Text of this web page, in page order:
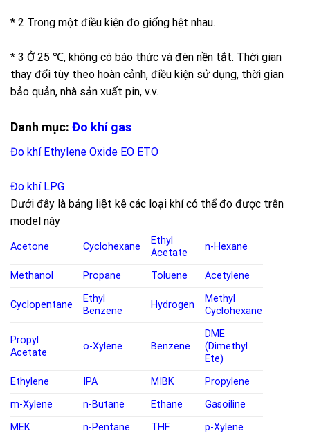
* 2 Trong một điều kiện đo giống hệt nhau.
* 3 Ở 25 ℃, không có báo thức và đèn nền tắt. Thời gian
thay đổi tùy theo hoàn cảnh, điều kiện sử dụng, thời gian
bảo quản, nhà sản xuất pin, v.v.
Danh mục: Đo khí gas
Đo khí Ethylene Oxide EO ETO
Đo khí LPG
Dưới đây là bảng liệt kê các loại khí có thể đo được trên
model này
Acetone Cyclohexane
Ethyl
Acetate
n-Hexane
Methanol Propane Toluene Acetylene
Cyclopentane
Ethyl
Benzene
Hydrogen
Methyl
Cyclohexane
Propyl
Acetate
o-Xylene Benzene
DME
(Dimethyl
Ete)
Ethylene
IPA MIBK
Propylene
m-Xylene
n-Butane Ethane
Gasoiline
MEK
n-Pentane THF
p-Xylene